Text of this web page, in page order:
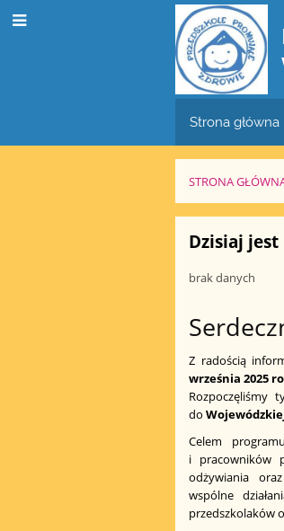
Strona główna
STRONA
Dzisiaj jest
brak danych
Z radością
września 2025
Rozpoczęliśmy
do
Celem
i pracowników
odżywiania
wspólne
przedszkolaków